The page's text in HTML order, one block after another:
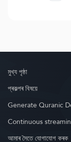
মুখ্য পৃষ্ঠা
প্ৰকল্পৰ বিষয়ে
Generate Quranic
Continuous
আমাৰ সৈতে যোগাযোগ কৰক